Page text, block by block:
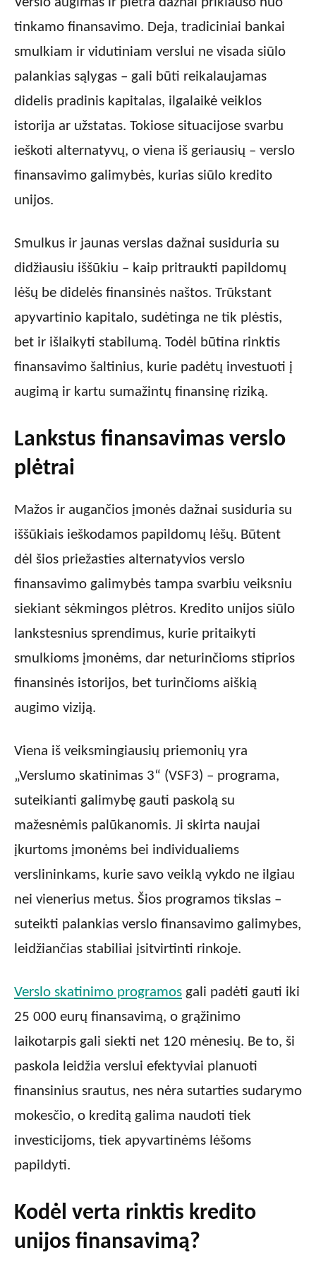
tinkamo finansavimo. Deja, tradiciniai bankai
smulkiam ir vidutiniam verslui ne visada siūlo
palankias sąlygas – gali būti reikalaujamas
didelis pradinis kapitalas, ilgalaikė veiklos
istorija ar užstatas. Tokiose situacijose svarbu
ieškoti alternatyvų, o viena iš geriausių – verslo
finansavimo galimybės, kurias siūlo kredito
unijos.
Smulkus ir jaunas verslas dažnai susiduria su
didžiausiu iššūkiu – kaip pritraukti papildomų
lėšų be didelės finansinės naštos. Trūkstant
apyvartinio kapitalo, sudėtinga ne tik plėstis,
bet ir išlaikyti stabilumą. Todėl būtina rinktis
finansavimo šaltinius, kurie padėtų investuoti į
augimą ir kartu sumažintų finansinę riziką.
Lankstus finansavimas verslo
plėtrai
Mažos ir augančios įmonės dažnai susiduria su
iššūkiais ieškodamos papildomų lėšų. Būtent
dėl šios priežasties alternatyvios verslo
finansavimo galimybės tampa svarbiu veiksniu
siekiant sėkmingos plėtros. Kredito unijos siūlo
lankstesnius sprendimus, kurie pritaikyti
smulkioms įmonėms, dar neturinčioms stiprios
finansinės istorijos, bet turinčioms aiškią
augimo viziją.
Viena iš veiksmingiausių priemonių yra
„Verslumo skatinimas 3“ (VSF3) – programa,
suteikianti galimybę gauti paskolą su
mažesnėmis palūkanomis. Ji skirta naujai
įkurtoms įmonėms bei individualiems
verslininkams, kurie savo veiklą vykdo ne ilgiau
nei vienerius metus. Šios programos tikslas –
suteikti palankias verslo finansavimo galimybes,
leidžiančias stabiliai įsitvirtinti rinkoje.
Verslo skatinimo programos gali padėti gauti iki
25 000 eurų finansavimą, o grąžinimo
laikotarpis gali siekti net 120 mėnesių. Be to, ši
paskola leidžia verslui efektyviai planuoti
finansinius srautus, nes nėra sutarties sudarymo
mokesčio, o kreditą galima naudoti tiek
investicijoms, tiek apyvartinėms lėšoms
papildyti.
Kodėl verta rinktis kredito
unijos finansavimą?